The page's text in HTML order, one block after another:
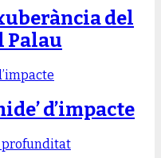
del
Palau
d’impacte